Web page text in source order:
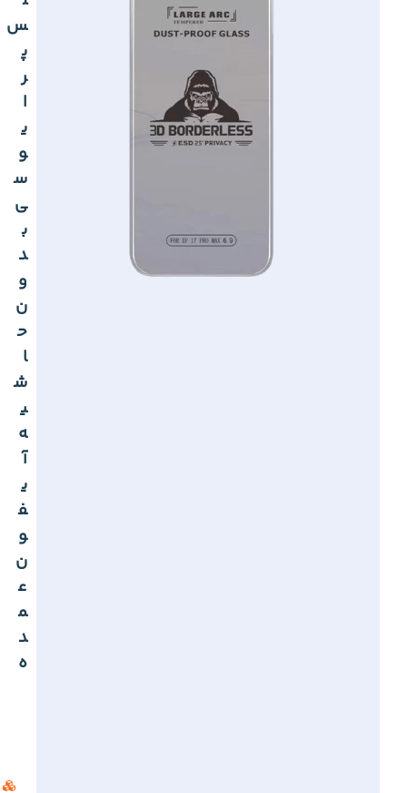
س
پ
ر
ا
ی
و
س
ی
ب
د
و
ن
ح
ا
ش
ی
ه
آ
ی
ف
و
ن
ع
م
د
ه